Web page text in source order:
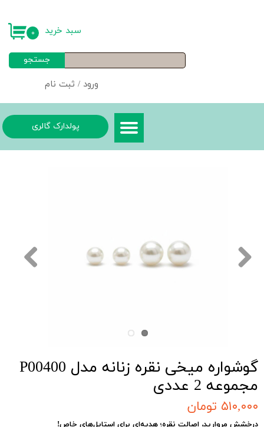
ورود / ثبت نام
خروج از حساب کاربری
جستجو
۰ سبد خرید
پولدارک گالری
گوشواره میخی نقره زنانه مدل P00400
مجموعه 2 عددی
۵۱۰,۰۰۰ تومان
درخشش مروارید، اصالت نقره؛ هدیه‌ای برای استایل‌های خاص!